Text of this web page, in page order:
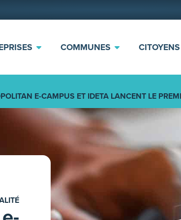
COMMUNES CITOYENS
E-CAMPUS ET IDETA LANCENT LE